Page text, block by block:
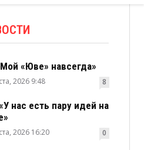
«Юве» навсегда»
2026 9:48 8
нас есть пару идей на
2026 16:20 0